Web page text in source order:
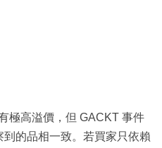
極高溢價，但 GACKT 事件
的品相一致。若買家只依賴